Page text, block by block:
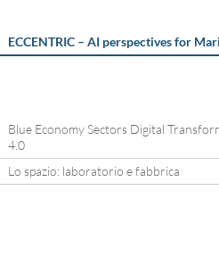
ECCENTRIC – AI perspectives for
Blue Economy Sectors Digital
4.0
Lo spazio: laboratorio e fabbrica